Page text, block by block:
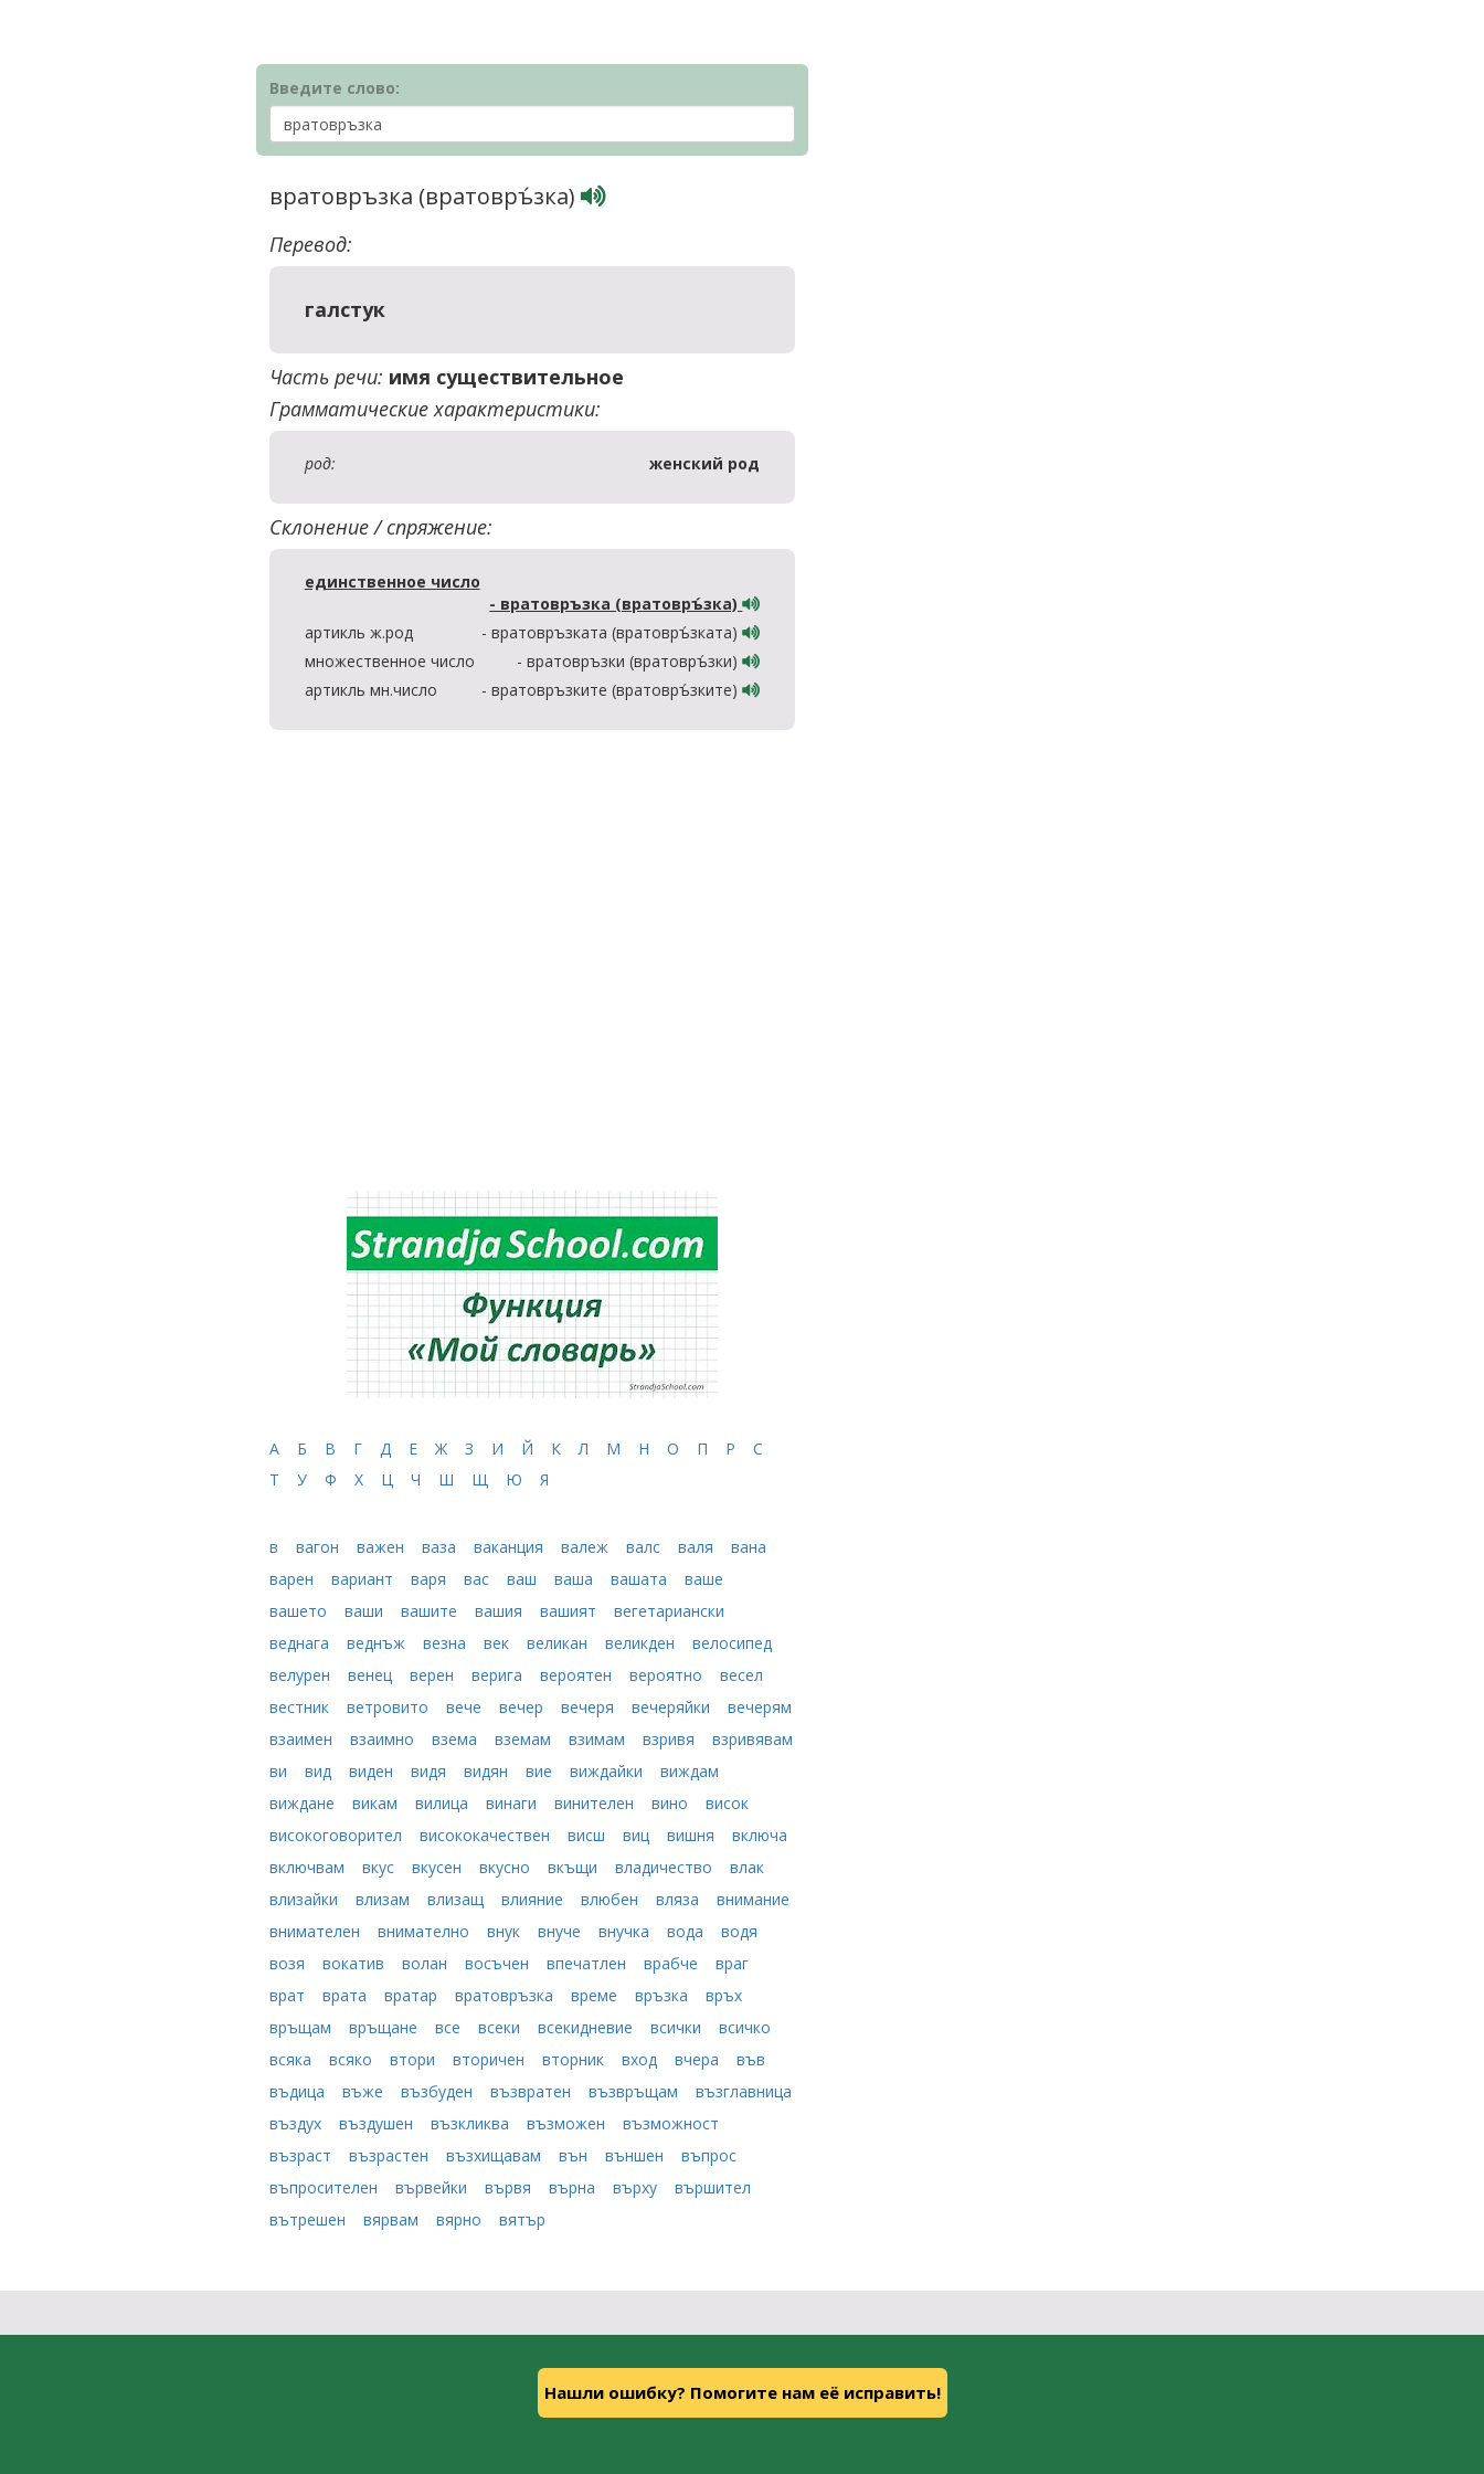
Введите слово:
вратовръзка (вратовръ́зка)
Перевод:
галстук
Часть речи: имя существительное
Грамматические характеристики:
род: женский род
Склонение / спряжение:
единственное число
- вратовръзка (вратовръ́зка)
артикль ж.род
- вратовръзката (вратовръ́зката)
множественное число
- вратовръзки (вратовръ́зки)
артикль мн.число
- вратовръзките (вратовръ́зките)
А Б В Г Д Е Ж З И Й К Л М Н О П Р
С
Т
У Ф Х Ц Ч Ш Щ Ю Я
в вагон важен ваза ваканция валеж валс валя
вана
варен
вариант варя вас ваш ваша вашата
ваше
вашето
ваши вашите вашия вашият
вегетариански
веднага
веднъж везна век великан великден
велосипед
велурен
венец верен верига вероятен вероятно
весел
вестник
ветровито вече вечер вечеря вечеряйки
вечерям
взаимен
взаимно взема вземам взимам взривя
взривявам
ви
вид виден видя видян вие виждайки
виждам
виждане
викам вилица винаги винителен вино
висок
високоговорител
висококачествен висш виц вишня
включа
включвам
вкус вкусен вкусно вкъщи владичество
влак
влизайки
влизам влизащ влияние влюбен вляза
внимание
внимателен
внимателно внук внуче внучка вода
водя
возя
вокатив волан восъчен впечатлен врабче
враг
врат
врата вратар вратовръзка време връзка
връх
връщам
връщане все всеки всекидневие всички
всичко
всяка
всяко втори вторичен вторник вход вчера
във
въдица
въже възбуден възвратен възвръщам
възглавница
въздух
въздушен възкликва възможен
възможност
възраст
възрастен възхищавам вън външен
въпрос
въпросителен
вървейки вървя върна върху
вършител
вътрешен
вярвам вярно вятър
Нашли ошибку? Помогите нам её исправить!